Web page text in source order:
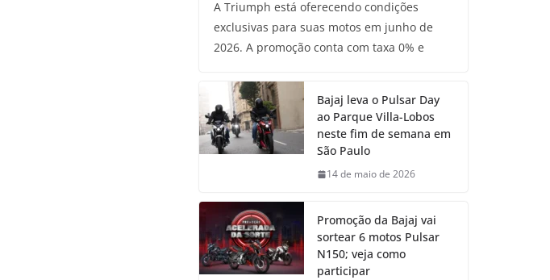
A Triumph está oferecendo condições
exclusivas para suas motos em junho de
2026. A promoção conta com taxa 0% e
Bajaj leva o Pulsar Day
ao Parque Villa-Lobos
neste fim de semana em
São Paulo
14 de maio de 2026
Promoção da Bajaj vai
sortear 6 motos Pulsar
N150; veja como
participar